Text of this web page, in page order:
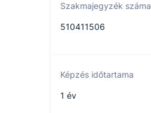
Szakmajegyzék száma
510411506
Képzés időtartama
1 év